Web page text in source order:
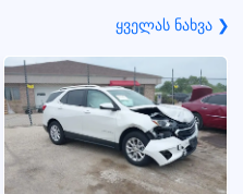
ყველას ნახვა ❯